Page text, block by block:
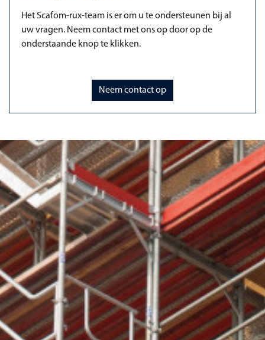
Het Scafom-rux-team is er om u te ondersteunen bij al
uw vragen. Neem contact met ons op door op de
onderstaande knop te klikken.
Neem contact op